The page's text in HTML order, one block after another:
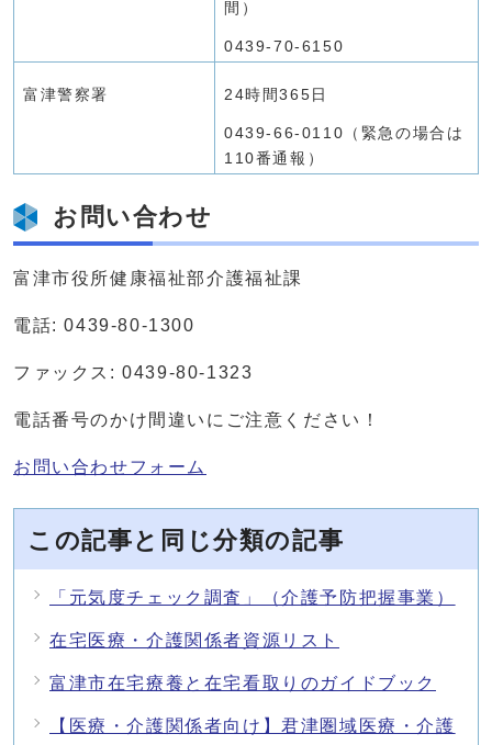
間）
0439-70-6150
富津警察署 24時間365日
0439-66-0110（緊急の場合は
110番通報）
お問い合わせ
富津市役所健康福祉部介護福祉課
電話: 0439-80-1300
ファックス: 0439-80-1323
電話番号のかけ間違いにご注意ください！
お問い合わせフォーム
この記事と同じ分類の記事
「元気度チェック調査」（介護予防把握事業）
在宅医療・介護関係者資源リスト
富津市在宅療養と在宅看取りのガイドブック
【医療・介護関係者向け】君津圏域医療・介護